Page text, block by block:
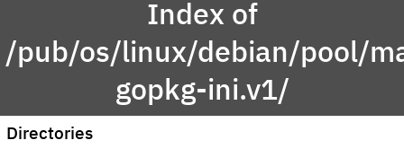
Index of
/pub/os/linux/debian/pool/
gopkg-ini.v1/
Directories